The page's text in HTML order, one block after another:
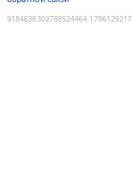
9184638302788524464:1786129217